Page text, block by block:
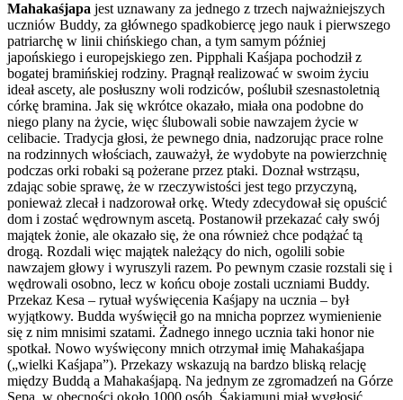
Mahakaśjapa jest uznawany za jednego z trzech najważniejszych
uczniów Buddy, za głównego spadkobiercę jego nauk i pierwszego
patriarchę w linii chińskiego chan, a tym samym później
japońskiego i europejskiego zen. Pipphali Kaśjapa pochodził z
bogatej bramińskiej rodziny. Pragnął realizować w swoim życiu
ideał ascety, ale posłuszny woli rodziców, poślubił szesnastoletnią
córkę bramina. Jak się wkrótce okazało, miała ona podobne do
niego plany na życie, więc ślubowali sobie nawzajem życie w
celibacie. Tradycja głosi, że pewnego dnia, nadzorując prace rolne
na rodzinnych włościach, zauważył, że wydobyte na powierzchnię
podczas orki robaki są pożerane przez ptaki. Doznał wstrząsu,
zdając sobie sprawę, że w rzeczywistości jest tego przyczyną,
ponieważ zlecał i nadzorował orkę. Wtedy zdecydował się opuścić
dom i zostać wędrownym ascetą. Postanowił przekazać cały swój
majątek żonie, ale okazało się, że ona również chce podążać tą
drogą. Rozdali więc majątek należący do nich, ogolili sobie
nawzajem głowy i wyruszyli razem. Po pewnym czasie rozstali się i
wędrowali osobno, lecz w końcu oboje zostali uczniami Buddy.
Przekaz Kesa – rytuał wyświęcenia Kaśjapy na ucznia – był
wyjątkowy. Budda wyświęcił go na mnicha poprzez wymienienie
się z nim mnisimi szatami. Żadnego innego ucznia taki honor nie
spotkał. Nowo wyświęcony mnich otrzymał imię Mahakaśjapa
(„wielki Kaśjapa”). Przekazy wskazują na bardzo bliską relację
między Buddą a Mahakaśjapą. Na jednym ze zgromadzeń na Górze
Sępa, w obecności około 1000 osób, Śakjamuni miał wygłosić